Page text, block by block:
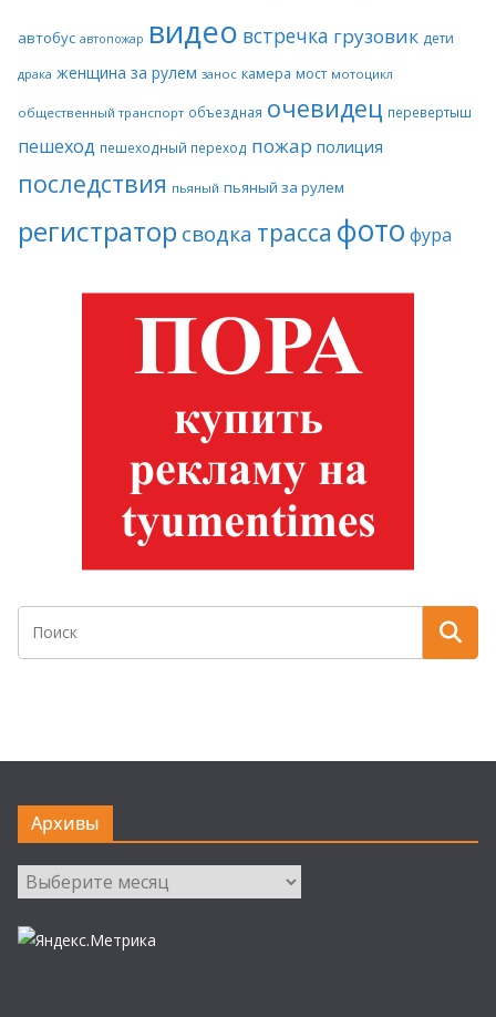
автобус автопожар видео встречка грузовик дети
драка женщина за рулем занос камера мост мотоцикл
общественный транспорт объездная очевидец перевертыш
пешеход пешеходный переход пожар полиция
последствия пьяный пьяный за рулем
регистратор сводка трасса фото фура
Архивы
Архивы